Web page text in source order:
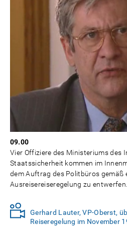
09.00
Vier Offiziere des Ministeriums des
Staatssicherheit kommen im
dem Auftrag des Politbüros gemäß
Ausreisereiseregelung zu entwerfen.
Gerhard Lauter, VP-Oberst,
Reiseregelung im November